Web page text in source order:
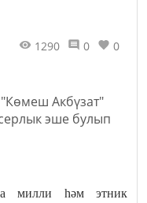
1290 0 0
милли һәм этник